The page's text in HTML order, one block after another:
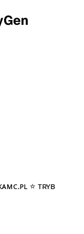
⭐ ᴛʀʏʙ